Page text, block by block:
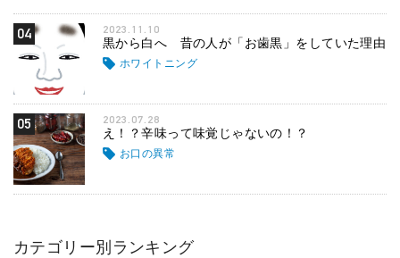
04 2023.11.10
黒から白へ 昔の人が「お歯黒」をしていた理由
ホワイトニング
05 2023.07.28
え！？辛味って味覚じゃないの！？
お口の異常
カテゴリー別ランキング